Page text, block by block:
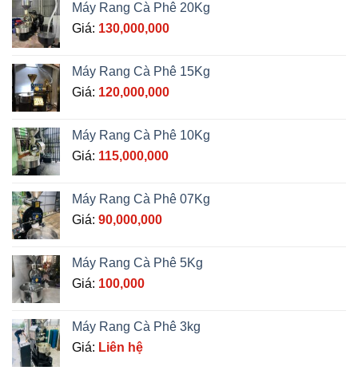
Máy Rang Cà Phê 20Kg
Giá: 130,000,000
Máy Rang Cà Phê 15Kg
Giá: 120,000,000
Máy Rang Cà Phê 10Kg
Giá: 115,000,000
Máy Rang Cà Phê 07Kg
Giá: 90,000,000
Máy Rang Cà Phê 5Kg
Giá: 100,000
Máy Rang Cà Phê 3kg
Giá: Liên hệ